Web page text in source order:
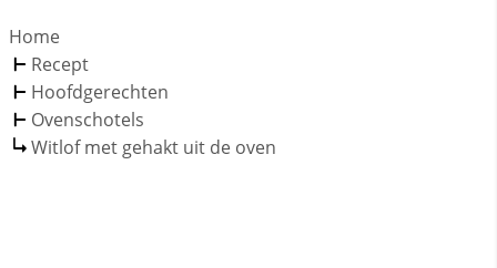
Home
Recept
Hoofdgerechten
Ovenschotels
Witlof met gehakt uit de oven